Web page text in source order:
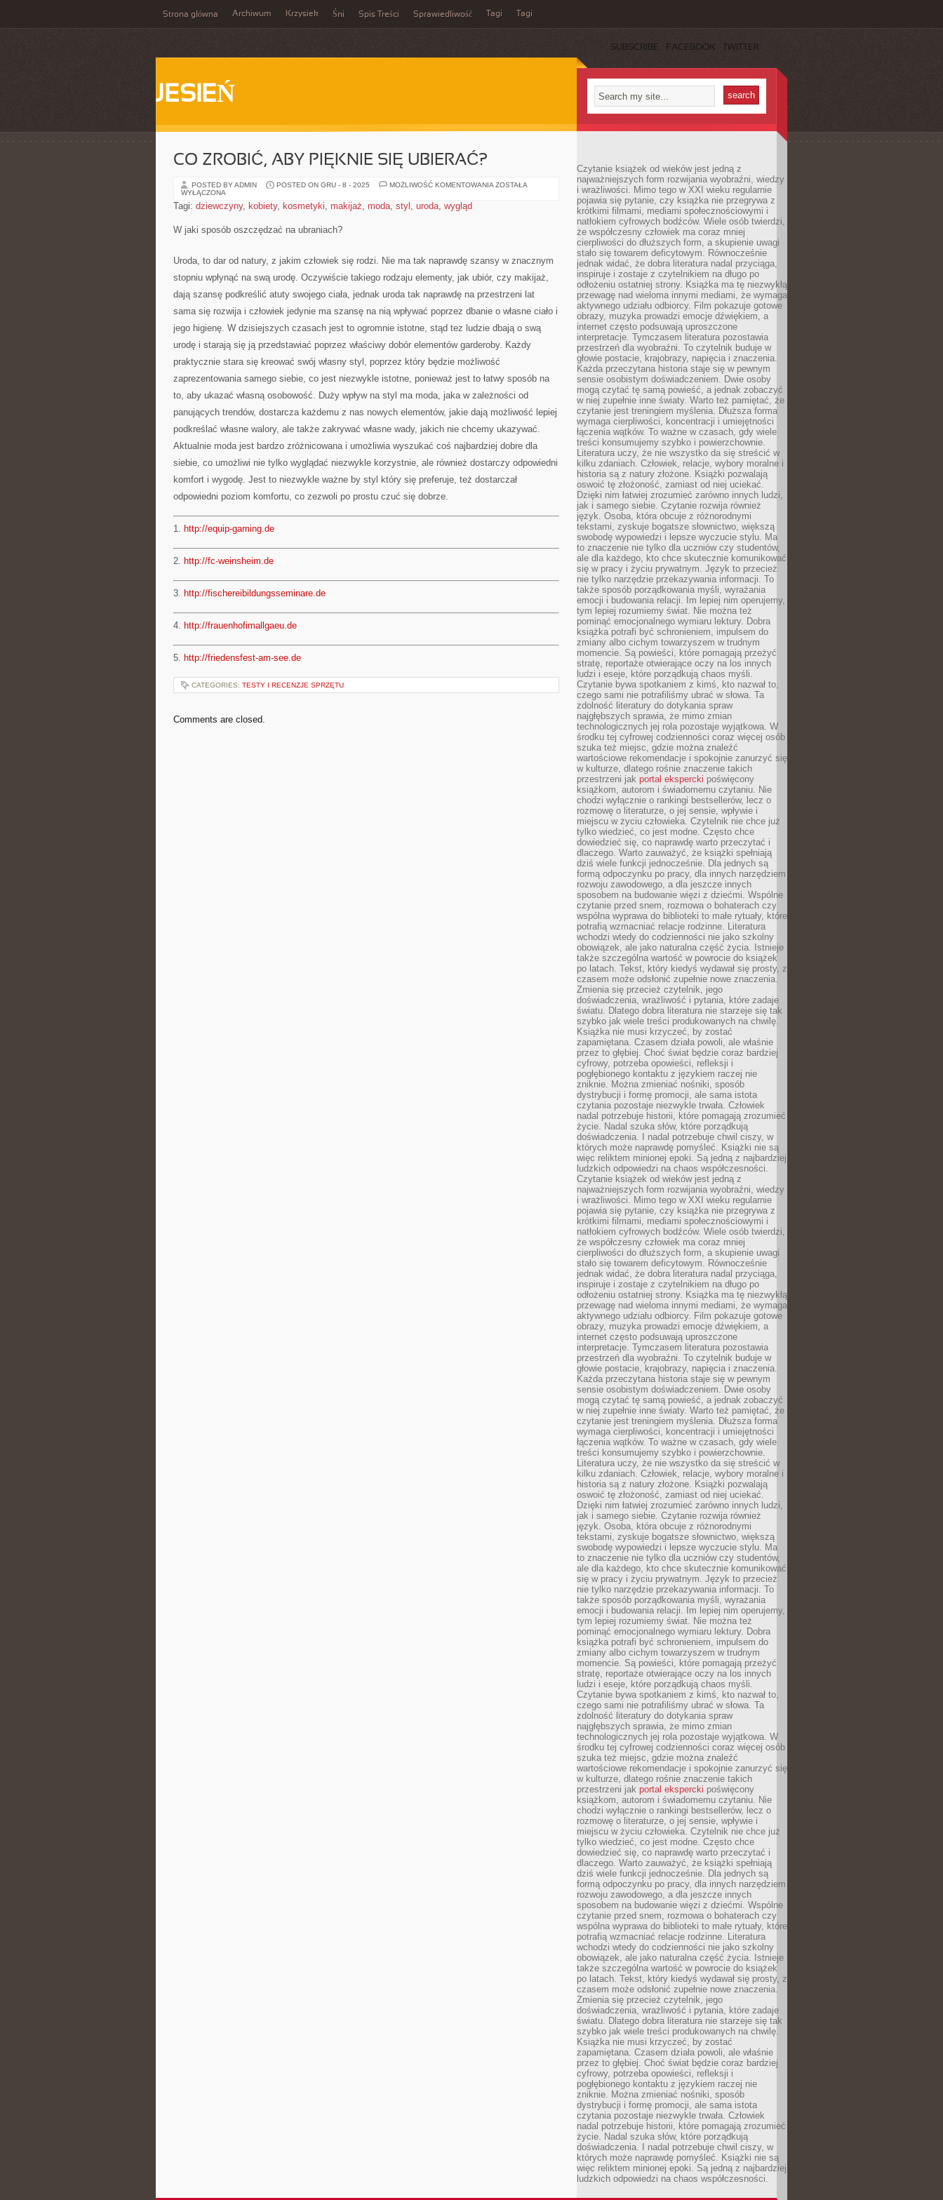
Strona główna Archiwum Krzysiek Śni Spis Treści Sprawiedliwość Tagi Tagi
SUBSCRIBE FACEBOOK TWITTER
JESIEŃ
CO ZROBIĆ, ABY PIĘKNIE SIĘ UBIERAĆ?
POSTED BY ADMIN POSTED ON GRU - 8 - 2025 MOŻLIWOŚĆ KOMENTOWANIA CO
ZOSTAŁA
WYŁĄCZONA
Tagi: dziewczyny, kobiety, kosmetyki, makijaż, moda, styl , uroda, wygląd
W jaki sposób oszczędzać na ubraniach?
Uroda, to dar od natury, z jakim człowiek się rodzi. Nie ma tak naprawdę szansy w znacznym
stopniu wpłynąć na swą urodę. Oczywiście takiego rodzaju elementy, jak ubiór, czy makijaż,
dają szansę podkreślić atuty swojego ciała, jednak uroda tak naprawdę na przestrzeni lat
sama się rozwija i człowiek jedynie ma szansę na nią wpływać poprzez dbanie o własne ciało i
jego higienę. W dzisiejszych czasach jest to ogromnie istotne, stąd tez ludzie dbają o swą
urodę i starają się ją przedstawiać poprzez właściwy dobór elementów garderoby. Każdy
praktycznie stara się kreować swój własny styl, poprzez który będzie możliwość
zaprezentowania samego siebie, co jest niezwykle istotne, ponieważ jest to łatwy sposób na
to, aby ukazać własną osobowość. Duży wpływ na styl ma moda, jaka w zależności od
panujących trendów, dostarcza każdemu z nas nowych elementów, jakie dają możliwość lepiej
podkreślać własne walory, ale także zakrywać własne wady, jakich nie chcemy ukazywać.
Aktualnie moda jest bardzo zróżnicowana i umożliwia wyszukać coś najbardziej dobre dla
siebie, co umożliwi nie tylko wyglądać niezwykle korzystnie, ale również dostarczy odpowiedni
komfort i wygodę. Jest to niezwykle ważne by styl który się preferuje, też dostarczał
odpowiedni poziom komfortu, co zezwoli po prostu czuć się dobrze.
1. http://equip-gaming.de
2. http://fc-weinsheim.de
3. http://fischereibildungsseminare.de
4. http://frauenhofimallgaeu.de
5. http://friedensfest-am-see.de
CATEGORIES: TESTY I RECENZJE SPRZĘTU
Comments are closed.
Czytanie książek od wieków jest jedną z
najważniejszych form rozwijania wyobraźni, wiedzy
i wrażliwości. Mimo tego w XXI wieku regularnie
pojawia się pytanie, czy książka nie przegrywa z
krótkimi filmami, mediami społecznościowymi i
natłokiem cyfrowych bodźców. Wiele osób twierdzi,
że współczesny człowiek ma coraz mniej
cierpliwości do dłuższych form, a skupienie uwagi
stało się towarem deficytowym. Równocześnie
jednak widać, że dobra literatura nadal przyciąga,
inspiruje i zostaje z czytelnikiem na długo po
odłożeniu ostatniej strony. Książka ma tę niezwykłą
przewagę nad wieloma innymi mediami, że wymaga
aktywnego udziału odbiorcy. Film pokazuje gotowe
obrazy, muzyka prowadzi emocje dźwiękiem, a
internet często podsuwają uproszczone
interpretacje. Tymczasem literatura pozostawia
przestrzeń dla wyobraźni. To czytelnik buduje w
głowie postacie, krajobrazy, napięcia i znaczenia.
Każda przeczytana historia staje się w pewnym
sensie osobistym doświadczeniem. Dwie osoby
mogą czytać tę samą powieść, a jednak zobaczyć
w niej zupełnie inne światy. Warto też pamiętać, że
czytanie jest treningiem myślenia. Dłuższa forma
wymaga cierpliwości, koncentracji i umiejętności
łączenia wątków. To ważne w czasach, gdy wiele
treści konsumujemy szybko i powierzchownie.
Literatura uczy, że nie wszystko da się streścić w
kilku zdaniach. Człowiek, relacje, wybory moralne i
historia są z natury złożone. Książki pozwalają
oswoić tę złożoność, zamiast od niej uciekać.
Dzięki nim łatwiej zrozumieć zarówno innych ludzi,
jak i samego siebie. Czytanie rozwija również
język. Osoba, która obcuje z różnorodnymi
tekstami, zyskuje bogatsze słownictwo, większą
swobodę wypowiedzi i lepsze wyczucie stylu. Ma
to znaczenie nie tylko dla uczniów czy studentów,
ale dla każdego, kto chce skutecznie komunikować
się w pracy i życiu prywatnym. Język to przecież
nie tylko narzędzie przekazywania informacji. To
także sposób porządkowania myśli, wyrażania
emocji i budowania relacji. Im lepiej nim operujemy,
tym lepiej rozumiemy świat. Nie można też
pominąć emocjonalnego wymiaru lektury. Dobra
książka potrafi być schronieniem, impulsem do
zmiany albo cichym towarzyszem w trudnym
momencie. Są powieści, które pomagają przeżyć
stratę, reportaże otwierające oczy na los innych
ludzi i eseje, które porządkują chaos myśli.
Czytanie bywa spotkaniem z kimś, kto nazwał to,
czego sami nie potrafiliśmy ubrać w słowa. Ta
zdolność literatury do dotykania spraw
najgłębszych sprawia, że mimo zmian
technologicznych jej rola pozostaje wyjątkowa. W
środku tej cyfrowej codzienności coraz więcej osób
szuka też miejsc, gdzie można znaleźć
wartościowe rekomendacje i spokojnie zanurzyć się
w kulturze, dlatego rośnie znaczenie takich
przestrzeni jak portal ekspercki poświęcony
książkom, autorom i świadomemu czytaniu. Nie
chodzi wyłącznie o rankingi bestsellerów, lecz o
rozmowę o literaturze, o jej sensie, wpływie i
miejscu w życiu człowieka. Czytelnik nie chce już
tylko wiedzieć, co jest modne. Często chce
dowiedzieć się, co naprawdę warto przeczytać i
dlaczego. Warto zauważyć, że książki spełniają
dziś wiele funkcji jednocześnie. Dla jednych są
formą odpoczynku po pracy, dla innych narzędziem
rozwoju zawodowego, a dla jeszcze innych
sposobem na budowanie więzi z dziećmi. Wspólne
czytanie przed snem, rozmowa o bohaterach czy
wspólna wyprawa do biblioteki to małe rytuały, które
potrafią wzmacniać relacje rodzinne. Literatura
wchodzi wtedy do codzienności nie jako szkolny
obowiązek, ale jako naturalna część życia. Istnieje
także szczególna wartość w powrocie do książek
po latach. Tekst, który kiedyś wydawał się prosty, z
czasem może odsłonić zupełnie nowe znaczenia.
Zmienia się przecież czytelnik, jego
doświadczenia, wrażliwość i pytania, które zadaje
światu. Dlatego dobra literatura nie starzeje się tak
szybko jak wiele treści produkowanych na chwilę.
Książka nie musi krzyczeć, by zostać
zapamiętana. Czasem działa powoli, ale właśnie
przez to głębiej. Choć świat będzie coraz bardziej
cyfrowy, potrzeba opowieści, refleksji i
pogłębionego kontaktu z językiem raczej nie
zniknie. Można zmieniać nośniki, sposób
dystrybucji i formę promocji, ale sama istota
czytania pozostaje niezwykle trwała. Człowiek
nadal potrzebuje historii, które pomagają zrozumieć
życie. Nadal szuka słów, które porządkują
doświadczenia. I nadal potrzebuje chwil ciszy, w
których może naprawdę pomyśleć. Książki nie są
więc reliktem minionej epoki. Są jedną z najbardziej
ludzkich odpowiedzi na chaos współczesności.
Czytanie książek od wieków jest jedną z
najważniejszych form rozwijania wyobraźni, wiedzy
i wrażliwości. Mimo tego w XXI wieku regularnie
pojawia się pytanie, czy książka nie przegrywa z
krótkimi filmami, mediami społecznościowymi i
natłokiem cyfrowych bodźców. Wiele osób twierdzi,
że współczesny człowiek ma coraz mniej
cierpliwości do dłuższych form, a skupienie uwagi
stało się towarem deficytowym. Równocześnie
jednak widać, że dobra literatura nadal przyciąga,
inspiruje i zostaje z czytelnikiem na długo po
odłożeniu ostatniej strony. Książka ma tę niezwykłą
przewagę nad wieloma innymi mediami, że wymaga
aktywnego udziału odbiorcy. Film pokazuje gotowe
obrazy, muzyka prowadzi emocje dźwiękiem, a
internet często podsuwają uproszczone
interpretacje. Tymczasem literatura pozostawia
przestrzeń dla wyobraźni. To czytelnik buduje w
głowie postacie, krajobrazy, napięcia i znaczenia.
Każda przeczytana historia staje się w pewnym
sensie osobistym doświadczeniem. Dwie osoby
mogą czytać tę samą powieść, a jednak zobaczyć
w niej zupełnie inne światy. Warto też pamiętać, że
czytanie jest treningiem myślenia. Dłuższa forma
wymaga cierpliwości, koncentracji i umiejętności
łączenia wątków. To ważne w czasach, gdy wiele
treści konsumujemy szybko i powierzchownie.
Literatura uczy, że nie wszystko da się streścić w
kilku zdaniach. Człowiek, relacje, wybory moralne i
historia są z natury złożone. Książki pozwalają
oswoić tę złożoność, zamiast od niej uciekać.
Dzięki nim łatwiej zrozumieć zarówno innych ludzi,
jak i samego siebie. Czytanie rozwija również
język. Osoba, która obcuje z różnorodnymi
tekstami, zyskuje bogatsze słownictwo, większą
swobodę wypowiedzi i lepsze wyczucie stylu. Ma
to znaczenie nie tylko dla uczniów czy studentów,
ale dla każdego, kto chce skutecznie komunikować
się w pracy i życiu prywatnym. Język to przecież
nie tylko narzędzie przekazywania informacji. To
także sposób porządkowania myśli, wyrażania
emocji i budowania relacji. Im lepiej nim operujemy,
tym lepiej rozumiemy świat. Nie można też
pominąć emocjonalnego wymiaru lektury. Dobra
książka potrafi być schronieniem, impulsem do
zmiany albo cichym towarzyszem w trudnym
momencie. Są powieści, które pomagają przeżyć
stratę, reportaże otwierające oczy na los innych
ludzi i eseje, które porządkują chaos myśli.
Czytanie bywa spotkaniem z kimś, kto nazwał to,
czego sami nie potrafiliśmy ubrać w słowa. Ta
zdolność literatury do dotykania spraw
najgłębszych sprawia, że mimo zmian
technologicznych jej rola pozostaje wyjątkowa. W
środku tej cyfrowej codzienności coraz więcej osób
szuka też miejsc, gdzie można znaleźć
wartościowe rekomendacje i spokojnie zanurzyć się
w kulturze, dlatego rośnie znaczenie takich
przestrzeni jak portal ekspercki poświęcony
książkom, autorom i świadomemu czytaniu. Nie
chodzi wyłącznie o rankingi bestsellerów, lecz o
rozmowę o literaturze, o jej sensie, wpływie i
miejscu w życiu człowieka. Czytelnik nie chce już
tylko wiedzieć, co jest modne. Często chce
dowiedzieć się, co naprawdę warto przeczytać i
dlaczego. Warto zauważyć, że książki spełniają
dziś wiele funkcji jednocześnie. Dla jednych są
formą odpoczynku po pracy, dla innych narzędziem
rozwoju zawodowego, a dla jeszcze innych
sposobem na budowanie więzi z dziećmi. Wspólne
czytanie przed snem, rozmowa o bohaterach czy
wspólna wyprawa do biblioteki to małe rytuały, które
potrafią wzmacniać relacje rodzinne. Literatura
wchodzi wtedy do codzienności nie jako szkolny
obowiązek, ale jako naturalna część życia. Istnieje
także szczególna wartość w powrocie do książek
po latach. Tekst, który kiedyś wydawał się prosty, z
czasem może odsłonić zupełnie nowe znaczenia.
Zmienia się przecież czytelnik, jego
doświadczenia, wrażliwość i pytania, które zadaje
światu. Dlatego dobra literatura nie starzeje się tak
szybko jak wiele treści produkowanych na chwilę.
Książka nie musi krzyczeć, by zostać
zapamiętana. Czasem działa powoli, ale właśnie
przez to głębiej. Choć świat będzie coraz bardziej
cyfrowy, potrzeba opowieści, refleksji i
pogłębionego kontaktu z językiem raczej nie
zniknie. Można zmieniać nośniki, sposób
dystrybucji i formę promocji, ale sama istota
czytania pozostaje niezwykle trwała. Człowiek
nadal potrzebuje historii, które pomagają zrozumieć
życie. Nadal szuka słów, które porządkują
doświadczenia. I nadal potrzebuje chwil ciszy, w
których może naprawdę pomyśleć. Książki nie są
więc reliktem minionej epoki. Są jedną z najbardziej
ludzkich odpowiedzi na chaos współczesności.